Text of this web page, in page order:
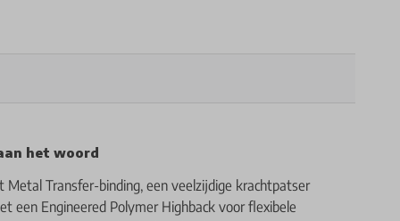
het woord
Transfer-binding, een veelzijdige krachtpatser
een Engineered Polymer Highback voor flexibele